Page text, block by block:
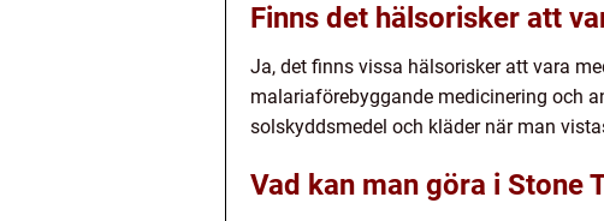
Finns det hälsorisker att
Ja, det finns vissa hälsorisker att vara
malariaförebyggande medicinering och
solskyddsmedel och kläder när man
Vad kan man göra i Stone